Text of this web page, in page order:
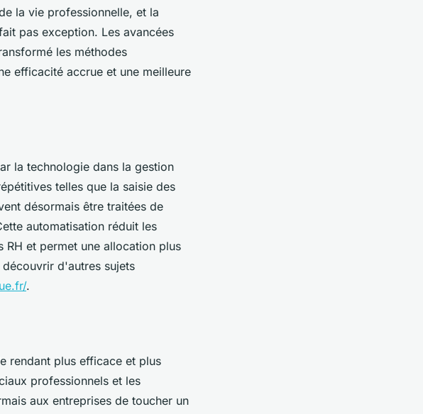
la vie professionnelle, et la
pas exception. Les avancées
les méthodes
efficacité accrue et une meilleure
la technologie dans la gestion
telles que la saisie des
désormais être traitées de
automatisation réduit les
RH et permet une allocation plus
d'autres sujets
.
rendant plus efficace et plus
professionnels et les
aux entreprises de toucher un